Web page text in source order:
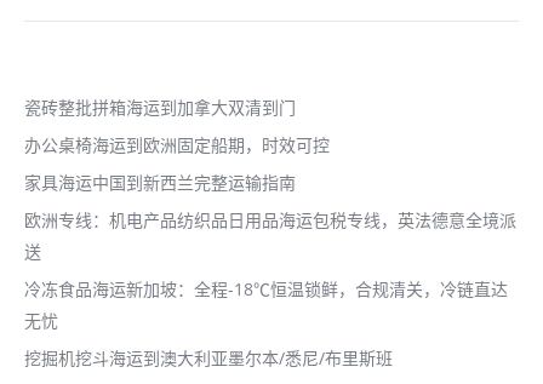
瓷砖整批拼箱海运到加拿大双清到门
办公桌椅海运到欧洲固定船期，时效可控
家具海运中国到新西兰完整运输指南
欧洲专线：机电产品纺织品日用品海运包税专线，英法德意全境派
送
冷冻食品海运新加坡：全程-18℃恒温锁鲜，合规清关，冷链直达
无忧
挖掘机挖斗海运到澳大利亚墨尔本/悉尼/布里斯班